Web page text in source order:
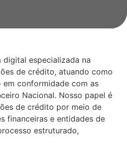
especializada na
de crédito, atuando como
conformidade com as
Nacional. Nosso papel é
de crédito por meio de
financeiras e entidades de
estruturado,